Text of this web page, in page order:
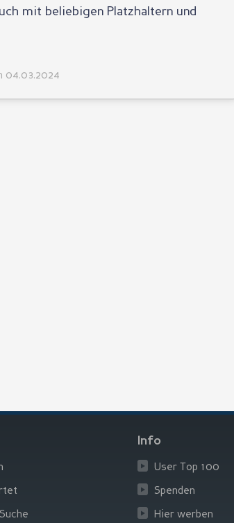
mit beliebigen Platzhaltern und
04.03.2024
Info
User Top 100
Spenden
Hier werben